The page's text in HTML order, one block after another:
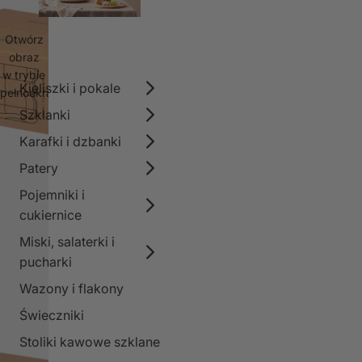
Kieliszki i pokale
Szklanki
Karafki i dzbanki
Patery
Pojemniki i
cukiernice
Miski, salaterki i
pucharki
Wazony i flakony
Świeczniki
Stoliki kawowe szklane
Otwórz
obraz
w trybie
pełnoekranowym